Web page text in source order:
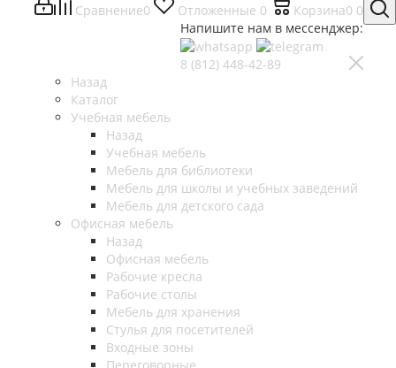
Сравнение0 Отложенные 0 Корзина0 0
Напишите нам в мессенджер:
8 (812) 448-42-89
Назад
Каталог
Учебная мебель
Назад
Учебная мебель
Мебель для библиотеки
Мебель для школы и учебных заведений
Мебель для детского сада
Офисная мебель
Назад
Офисная мебель
Рабочие кресла
Рабочие столы
Мебель для хранения
Стулья для посетителей
Входные зоны